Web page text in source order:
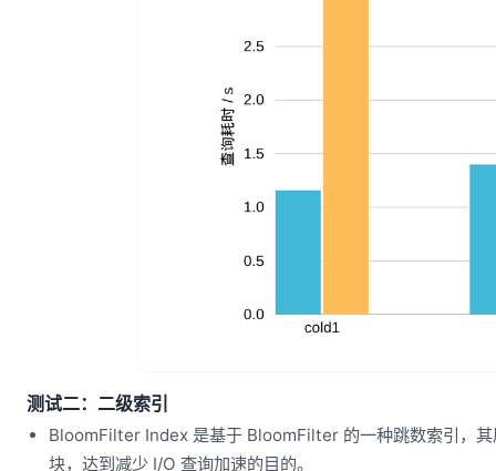
测试二：二级索引
BloomFilter Index 是基于 BloomFilter 的一种跳数索引，
块，达到减少 I/O 查询加速的目的。